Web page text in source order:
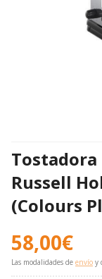
Tostadora
Russell
(Colours
58,00€
Las modalidades de envío y